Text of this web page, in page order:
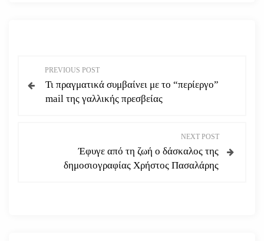
λ
PREVIOUS POST
Τι πραγματικά συμβαίνει με το “περίεργο”
mail της γαλλικής πρεσβείας
NEXT POST
Έφυγε από τη ζωή ο δάσκαλος της
δημοσιογραφίας Χρήστος Πασαλάρης